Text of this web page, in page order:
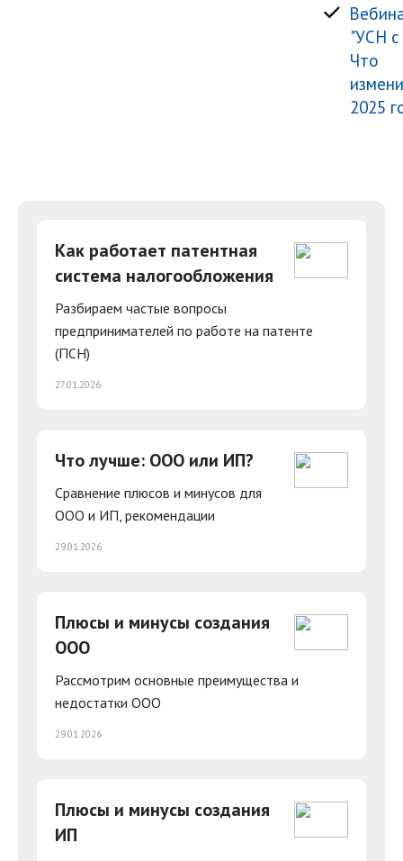
"УСН
Что
2025
Как работает патентная
система налогообложения
Разбираем частые вопросы
предпринимателей по работе на патенте
(ПСН)
27.01.2026
Что лучше: ООО или ИП?
Сравнение плюсов и минусов для
ООО и ИП, рекомендации
29.01.2026
Плюсы и минусы создания
ООО
Рассмотрим основные преимущества и
недостатки ООО
29.01.2026
Плюсы и минусы создания
ИП